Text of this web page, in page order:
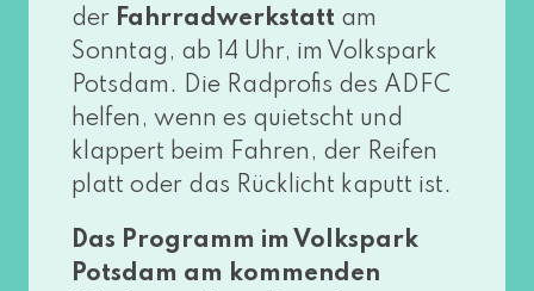
der Fahrradwerkstatt am
Sonntag, ab 14 Uhr, im Volkspark
Potsdam. Die Radprofis des ADFC
hel­fen, wenn es quietscht und
klap­pert beim Fahren, der Reifen
platt oder das Rücklicht kaputt ist.
Das Programm im Volkspark
Potsdam am kom­men­den